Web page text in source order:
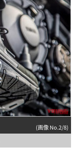
(画像 No.2/8)